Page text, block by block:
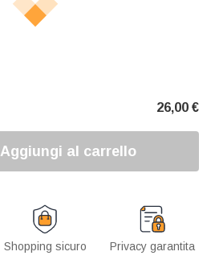
26,00 €
Aggiungi al carrello
Shopping sicuro Privacy garantita